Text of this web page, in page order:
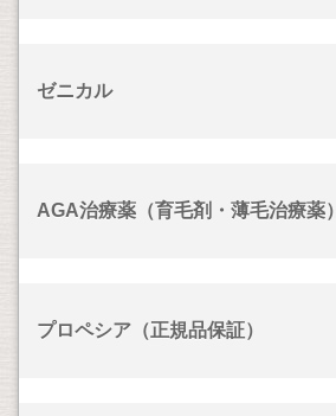
ゼニカル
AGA治療薬（育毛剤・薄毛治療薬）
プロペシア（正規品保証）